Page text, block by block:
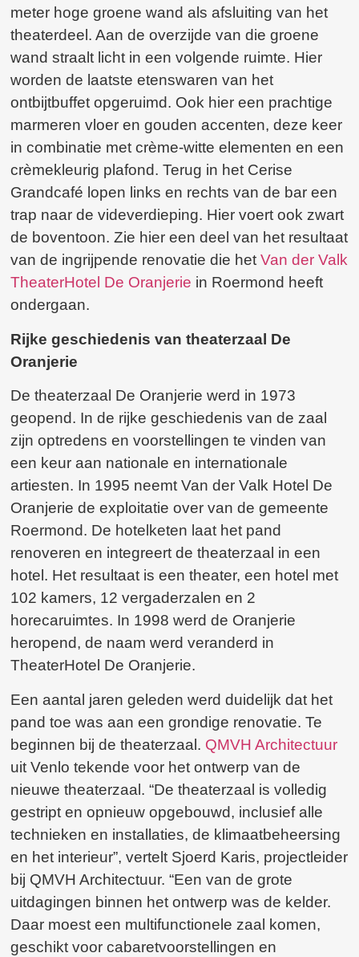
meter hoge groene wand als afsluiting van het
theaterdeel. Aan de overzijde van die groene
wand straalt licht in een volgende ruimte. Hier
worden de laatste etenswaren van het
ontbijtbuffet opgeruimd. Ook hier een prachtige
marmeren vloer en gouden accenten, deze keer
in combinatie met crème-witte elementen en een
crèmekleurig plafond. Terug in het Cerise
Grandcafé lopen links en rechts van de bar een
trap naar de videverdieping. Hier voert ook zwart
de boventoon. Zie hier een deel van het resultaat
van de ingrijpende renovatie die hetVan der Valk
TheaterHotel De Oranjerie in Roermond heeft
ondergaan.
Rijke geschiedenis van theaterzaal De
Oranjerie
De theaterzaal De Oranjerie werd in 1973
geopend. In de rijke geschiedenis van de zaal
zijn optredens en voorstellingen te vinden van
een keur aan nationale en internationale
artiesten. In 1995 neemt Van der Valk Hotel De
Oranjerie de exploitatie over van de gemeente
Roermond. De hotelketen laat het pand
renoveren en integreert de theaterzaal in een
hotel. Het resultaat is een theater, een hotel met
102 kamers, 12 vergaderzalen en 2
horecaruimtes. In 1998 werd de Oranjerie
heropend, de naam werd veranderd in
TheaterHotel De Oranjerie.
Een aantal jaren geleden werd duidelijk dat het
pand toe was aan een grondige renovatie. Te
beginnen bij de theaterzaal. QMVH Architectuur
uit Venlo tekende voor het ontwerp van de
nieuwe theaterzaal. “De theaterzaal is volledig
gestript en opnieuw opgebouwd, inclusief alle
technieken en installaties, de klimaatbeheersing
en het interieur”, vertelt Sjoerd Karis, projectleider
bij QMVH Architectuur. “Een van de grote
uitdagingen binnen het ontwerp was de kelder.
Daar moest een multifunctionele zaal komen,
geschikt voor cabaretvoorstellingen en